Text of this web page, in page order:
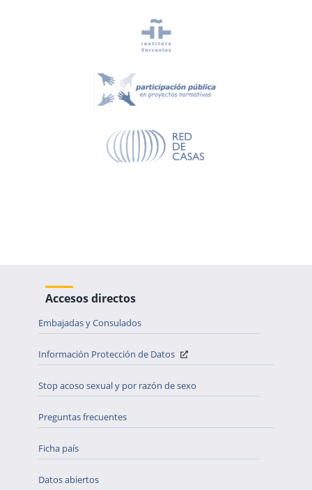
Accesos directos
Embajadas y Consulados
Información Protección de Datos
Stop acoso sexual y por razón de sexo
Preguntas frecuentes
Ficha país
Datos abiertos